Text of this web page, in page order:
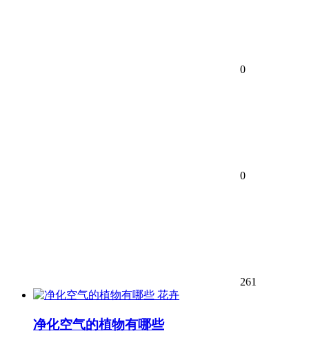
0
0
261
花卉
净化空气的植物有哪些